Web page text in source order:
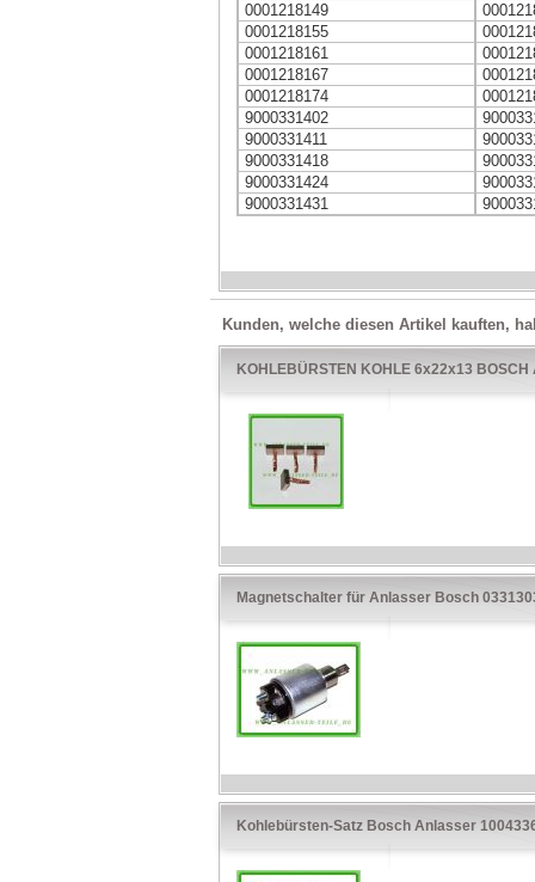
0001218149
0001218155
0001218161
0001218167
0001218174
9000331402
9000331411
9000331418
9000331424
9000331431
Kunden, welche diesen Artikel kauften,
KOHLEBÜRSTEN KOHLE 6x22x13
Magnetschalter für Anlasser Bosch
Kohlebürsten-Satz Bosch Anlasser